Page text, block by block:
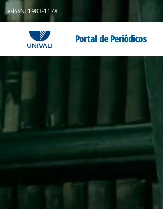
e-ISSN: 1983-117X
Portal de Periódicos